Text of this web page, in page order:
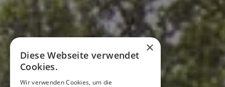
×
Diese Webseite verwendet
Cookies.
Wir verwenden Cookies, um die